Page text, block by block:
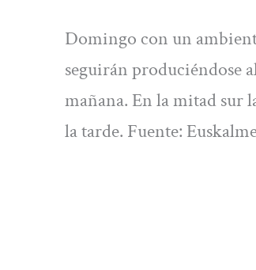
Domingo con un
seguirán produciéndose
mañana. En la mitad sur
la tarde. Fuente: